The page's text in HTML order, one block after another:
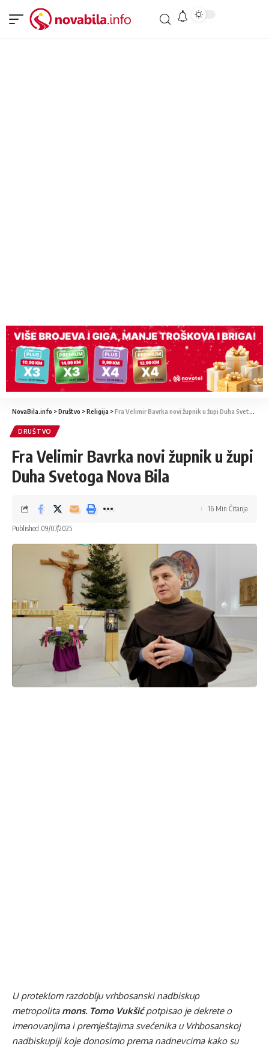
NovaBila.info >Društvo >Religija >Fra Velimir Bavrka novi župnik u župi Duha Svetoga Nova Bila
DRUŠTVO
Fra Velimir Bavrka novi župnik u župi
Duha Svetoga Nova Bila
Published 09/07/2025
16 Min Čitanja
U proteklom razdoblju vrhbosanski nadbiskup
metropolita mons. Tomo Vukšićpotpisao je dekrete o
imenovanjima i premještajima svećenika u Vrhbosanskoj
nadbiskupiji koje donosimo prema nadnevcima kako su